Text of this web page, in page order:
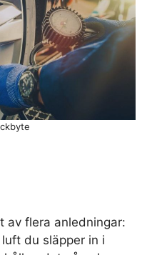
av flera anledningar:
du släpper in i